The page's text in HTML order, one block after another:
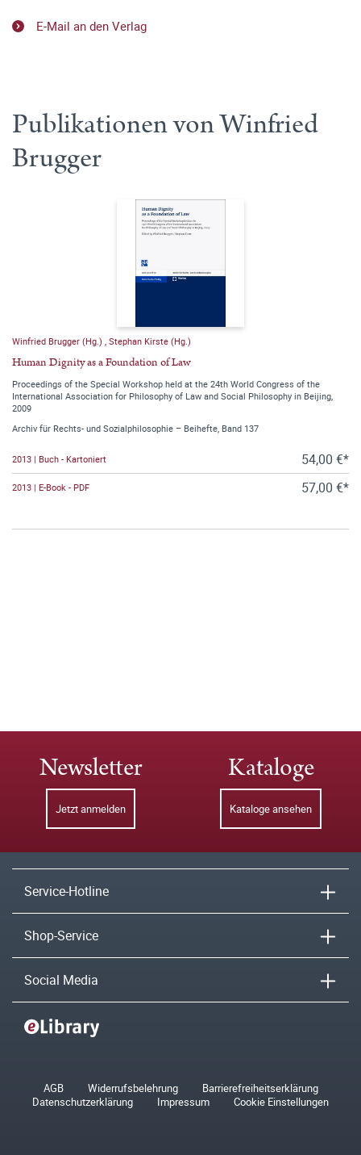
E-Mail an den Verlag
Publikationen von Winfried
Brugger
Winfried Brugger (Hg.) Stephan Kirste (Hg.)
Human Dignity as a Foundation of Law
Proceedings of the Special Workshop held at the 24th World Congress of the
International Association for Philosophy of Law and Social Philosophy in Beijing,
2009
Archiv für Rechts- und Sozialphilosophie – Beihefte, Band 137
2013 | Buch - Kartoniert 54,00 €*
2013 | E-Book - PDF 57,00 €*
Newsletter
Jetzt anmelden
Kataloge
Kataloge ansehen
Service-Hotline
Shop-Service
Social Media
AGB Widerrufsbelehrung
Barrierefreiheitserklärung
Datenschutzerklärung
Impressum Cookie Einstellungen